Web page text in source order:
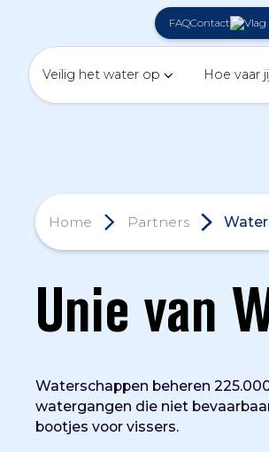
FAQContact
Veilig het water op Hoe vaar
Home Partners
Unie van
Waterschappen beheren
watergangen die niet
bootjes voor vissers.